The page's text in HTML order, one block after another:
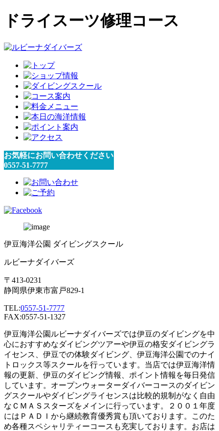
ドライスーツ修理コース
お気軽にお問い合わせください
0557-51-7777
伊豆海洋公園 ダイビングスクール
ルビーナダイバーズ
〒413-0231
静岡県伊東市富戸829-1
TEL:0557-51-7777
FAX:0557-51-1327
伊豆海洋公園ルビーナダイバーズでは伊豆のダイビングを中
心におすすめなダイビングツアーや伊豆の格安ダイビングラ
イセンス、伊豆での体験ダイビング、伊豆海洋公園でのナイ
トロックス等スクールを行っています。当店では伊豆海洋情
報の更新、伊豆のダイビング情報、ポイント情報を毎日発信
しています。オープンウォーターダイバーコースのダイビン
グスクールやダイビングライセンスは比較的規制がなく自由
なＣＭＡＳスターズをメインに行っています。２００１年度
にはＰＡＤＩから継続教育優秀賞も頂いております。このた
め各種スペシャリティーコースも充実しております。お店は